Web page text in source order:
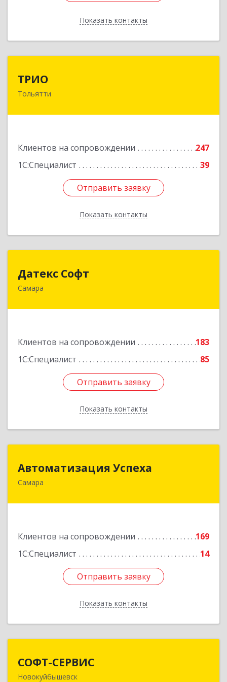
Показать контакты
Назад
ТРИО
Тольятти
Клиентов на сопровождении
247
1С:Специалист
39
Отправить заявку
Показать контакты
Отправить заявку
Назад
Датекс Софт
Самара
Клиентов на сопровождении
183
1С:Специалист
85
Отправить заявку
Показать контакты
443070, Самарская обл, Самара г, Партизанская
Отправить заявку
Назад
Автоматизация Успеха
Самара
Клиентов на сопровождении
169
1С:Специалист
14
Отправить заявку
Показать контакты
Отправить заявку
Назад
СОФТ-СЕРВИС
Новокуйбышевск
446206, Самарская обл, Новокуйбышевск г,